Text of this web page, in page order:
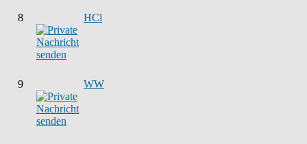
8 HCl
9 WW